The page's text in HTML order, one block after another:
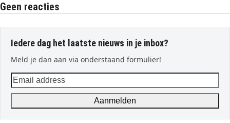
Geen reacties
Iedere dag het laatste nieuws in je inbox?
Meld je dan aan via onderstaand formulier!
Email
address
Aanmelden